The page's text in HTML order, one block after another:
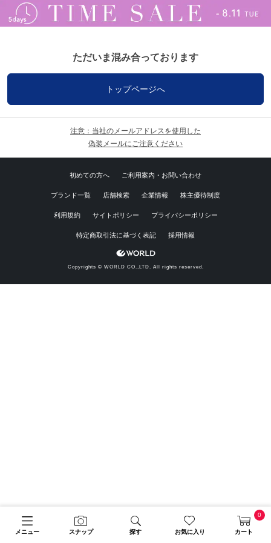
メニュー スナップ 探す お気に入り カート
0
ただいま混み合っております
トップページへ
注意：当社のメールアドレスを使用した
偽装メールにご注意ください
初めての方へ ご利用案内・お問い合わせ
ブランド一覧 店舗検索 企業情報 株主優待制度
利用規約 サイトポリシー プライバシーポリシー
特定商取引法に基づく表記 採用情報
Copyrights © WORLD CO.,LTD. All rights reserved.